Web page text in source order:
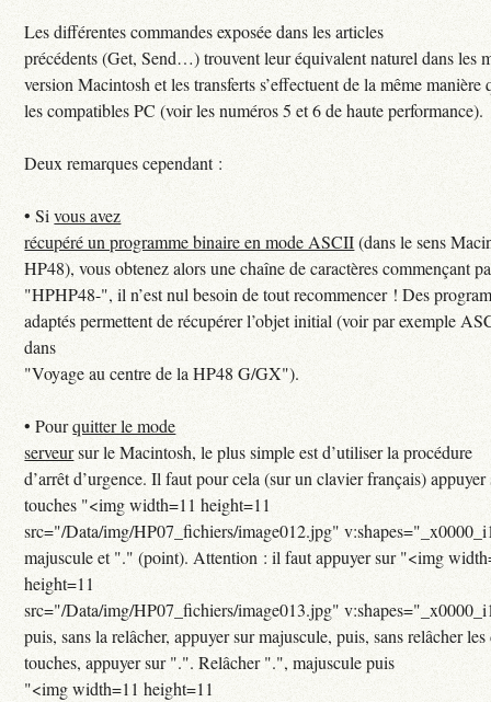
Les différentes commandes exposée dans les articles
précédents (Get, Send…) trouvent leur équivalent naturel dans les
version Macintosh et les transferts s’effectuent de la même manière
les compatibles PC (voir les numéros 5 et 6 de haute performance).
Deux remarques cependant :
• Sivous avez
récupéré un programme binaire en mode ASCII(dans le sens
HP48), vous obtenez alors une chaîne de caractères commençant
"HPHP48-", il n’est nul besoin de tout recommencer ! Des
adaptés permettent de récupérer l’objet initial (voir par exemple
dans
"Voyage au centre de la HP48 G/GX").
• Pourquitter le mode
serveursur le Macintosh, le plus simple est d’utiliser la procédure
d’arrêt d’urgence. Il faut pour cela (sur un clavier français) appuyer
touches "<img width=11 height=11
src="/Data/img/HP07_fichiers/image012.jpg"
majuscule et "." (point). Attention : il faut appuyer sur "<img
height=11
src="/Data/img/HP07_fichiers/image013.jpg"
puis, sans la relâcher, appuyer sur majuscule, puis, sans relâcher
touches, appuyer sur ".". Relâcher ".", majuscule puis
"<img width=11 height=11